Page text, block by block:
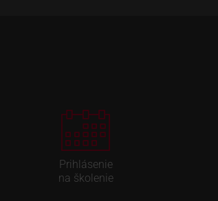
Prihlásenie
na školenie